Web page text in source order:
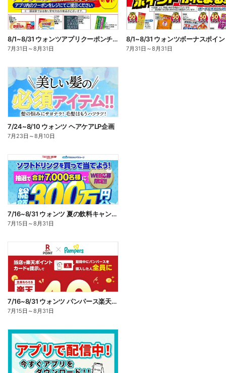
8/1~8/31 ウォンツアプリクーポンチラシ
7月31日 ～8月31日 7月31日 ～8月31日
7/24~8/10 ウォンツ ヘアケアLP企画
7月23日 ～8月10日
7/16~8/31 ウォンツ 夏の飲料キャンペーン
7月15日 ～8月31日
7/16~8/31 ウォンツ パンパース楽天ポイント還元企画
7月15日 ～8月31日